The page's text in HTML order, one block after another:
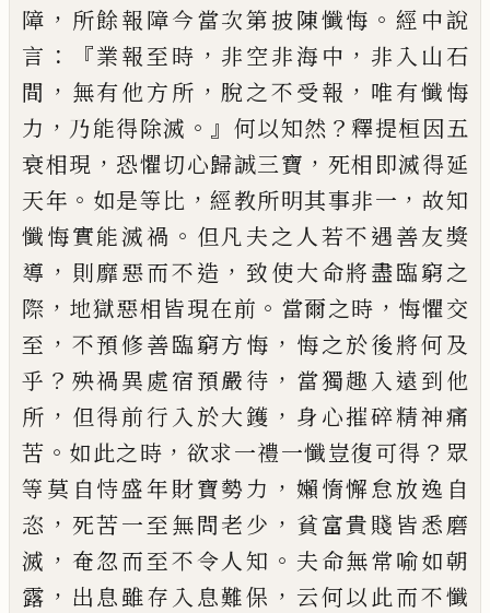
障 ， 所餘報障今當次第披陳懺悔 。 經中說
言 ：『業報至時 ， 非空非海中 ， 非入山石
間 ， 無有他方所 ， 脫之不受報 ， 唯有懺悔
力 ， 乃能得除滅 。』 何以知然 ？釋提桓因五
衰相現 ， 恐懼切心歸誠三寶 ， 死相即滅得延
天年 。 如是等比 ， 經教所明其事非一 ，故知
懺悔實能滅禍 。 但凡夫之人若不遇善友獎
導 ， 則靡惡而不造 ， 致使大命將盡臨窮之
際 ， 地獄惡相皆現在前 。 當爾之時 ， 悔懼交
至 ， 不預修善臨窮方悔 ， 悔之於後將何及
乎 ？ 殃禍異處宿預嚴待 ， 當獨趣入遠到他
所 ， 但得前行入於大鑊 ， 身心摧碎精神痛
苦 。 如此之時 ， 欲求一禮一懺豈復可得 ？ 眾
等莫 自恃盛年財寶勢力 ， 嬾惰懈怠放逸自
恣 ， 死苦一至無問老少 ， 貧富貴賤皆悉磨
滅 ， 奄忽而至不令人知 。 夫命無常喻如朝
露 ， 出息雖存入息難保 ， 云何以此而不懺